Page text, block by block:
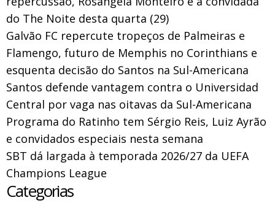
do The Noite desta quarta (29)
Galvão FC repercute tropeços de Palmeiras e
Flamengo, futuro de Memphis no Corinthians e
esquenta decisão do Santos na Sul-Americana
Santos defende vantagem contra o Universidad
Central por vaga nas oitavas da Sul-Americana
Programa do Ratinho tem Sérgio Reis, Luiz Ayrão
e convidados especiais nesta semana
SBT dá largada à temporada 2026/27 da UEFA
Champions League
Categorias